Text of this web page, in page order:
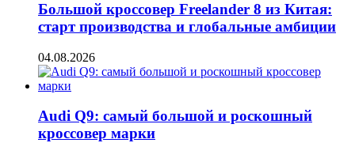
Большой кроссовер Freelander 8 из Китая:
старт производства и глобальные амбиции
04.08.2026
Audi Q9: самый большой и роскошный
кроссовер марки